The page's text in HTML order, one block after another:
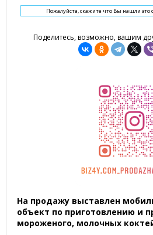
Пожалуйста, скажите что Вы нашли это
Поделитесь, возможно, вашим
На продажу выставлен
объект по приготовлению и
мороженого, молочных